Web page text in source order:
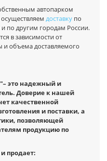
автопарком
доставку по
по другим городам России.
в зависимости от
и объема доставляемого
– это надежный и
Доверие к нашей
качественной
и поставки, а
позволяющей
продукцию по
продает: